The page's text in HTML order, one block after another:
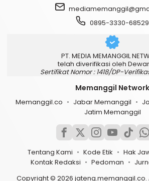
0895-3330-68529
PT. MEDIA MEMANGGIL
telah diverifikasi oleh
Sertifikat Nomor : 1418/DP-
Memanggil Network
Memanggil.co Jabar Memanggil
Jatim Memanggil
Tentang Kami Kode Etik
Hak
Kontak Redaksi
Pedoman
Copyright © 2026 jateng.memanggil.co.